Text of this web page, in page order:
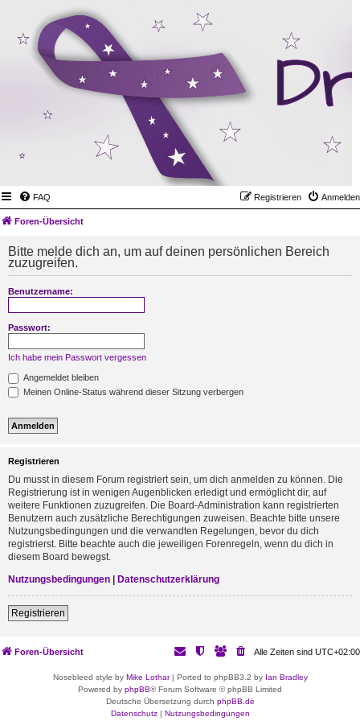
FAQ Anmelden
Registrieren
Foren-Übersicht
Bitte melde dich an, um auf deinen persönlichen Bereich
zuzugreifen.
Benutzername:
Passwort:
Ich habe mein Passwort vergessen
Angemeldet bleiben
Meinen Online-Status während dieser Sitzung verbergen
Registrieren
Du musst in diesem Forum registriert sein, um dich anmelden zu können. Die
Registrierung ist in wenigen Augenblicken erledigt und ermöglicht dir, auf
weitere Funktionen zuzugreifen. Die Board-Administration kann registrierten
Benutzern auch zusätzliche Berechtigungen zuweisen. Beachte bitte unsere
Nutzungsbedingungen und die verwandten Regelungen, bevor du dich
registrierst. Bitte beachte auch die jeweiligen Forenregeln, wenn du dich in
diesem Board bewegst.
Nutzungsbedingungen | Datenschutzerklärung
Registrieren
Foren-Übersicht Alle Zeiten sind UTC+02:00
Nosebleed style by Mike Lothar| Ported to phpBB3.2 by Ian Bradley
Powered by phpBB® Forum Software © phpBB Limited
Deutsche Übersetzung durch phpBB.de
Datenschutz| Nutzungsbedingungen